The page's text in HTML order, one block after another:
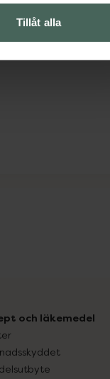
Tillåt alla
och läkemedel